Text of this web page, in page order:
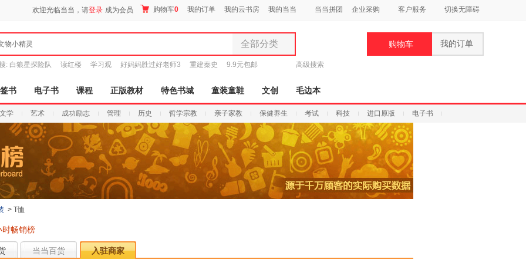
欢迎光临当当，请登录 成为会员 购物车0 我的订单 我的云书房 我的当当 当当拼团 企业采购 客户服务 切换无障碍
物小精灵 全部分类
全部分类
图书
电子书
音像
影视
时尚美妆
母婴用品
玩具
孕婴服饰
鞋
: 白狼星探险队 读红楼 学习观 好妈妈胜过好老师3 重建秦史 9.9元包邮 高级搜索
购物车 我的订单
书 电子书 课程 正版教材 特色书城 童装童鞋 文创 毛边本
学 艺术 成功励志 管理 历史 哲学宗教 亲子家教 保健养生 考试 科技 进口原版 电子书
> T恤
时畅销榜
当当百货 入驻商家